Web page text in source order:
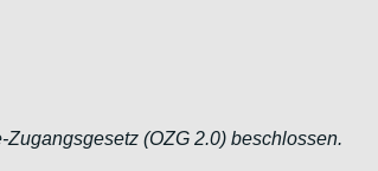
(OZG 2.0) beschlossen.